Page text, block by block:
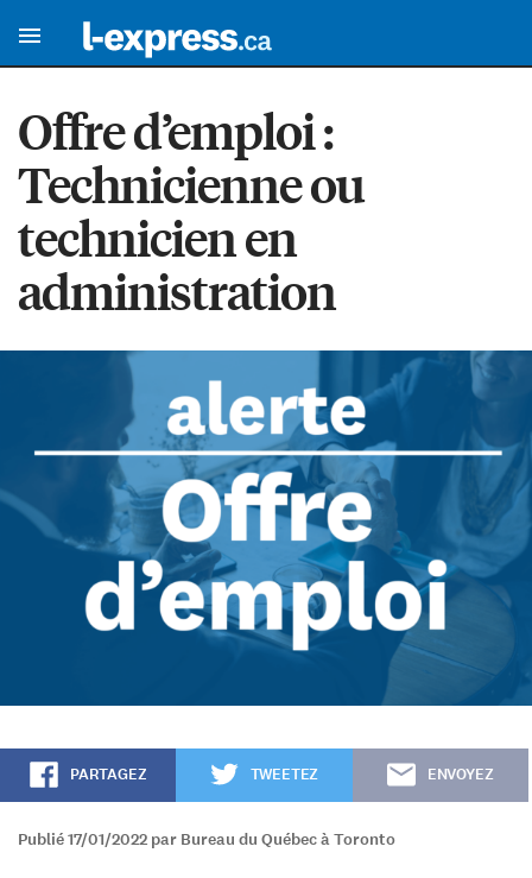
Offre d’emploi :
Technicienne ou
technicien en
administration
PARTAGEZ TWEETEZ ENVOYEZ
Publié 17/01/2022 par Bureau du Québec à Toronto